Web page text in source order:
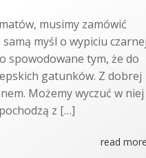
musimy zamówić
myśl o wypiciu czarnej
spowodowane tym, że do
gatunków. Z dobrej
Możemy wyczuć w niej
z […]
read